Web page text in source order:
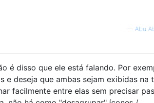
— Abu
é disso que ele está falando. Por
e deseja que ambas sejam exibidas na
facilmente entre elas sem precisar